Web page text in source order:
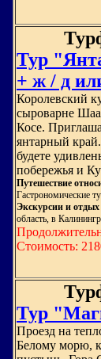
Тур
+ ж / д
Королевский
сыроварне
Косе.
янтарный
будете
побережья и
Путешествие
Гастрономические
Экскурсии и отдых
область, в
Стоимость:
Тур
Проезд на
Белому морю,